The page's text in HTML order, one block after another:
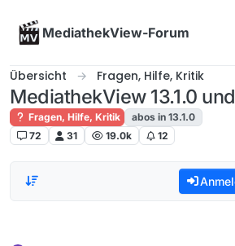
MediathekView-Forum
Übersicht Fragen, Hilfe, Kritik
MediathekView 13.1.0
Fragen, Hilfe, Kritik
abos in 13.1.0
72
31 19.0k 12